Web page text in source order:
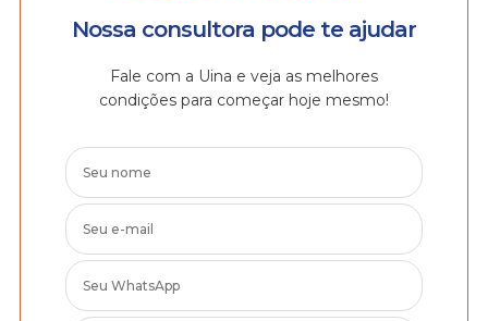
Nossa consultora pode te ajudar
Fale com a Uina e veja as melhores
condições para começar hoje mesmo!